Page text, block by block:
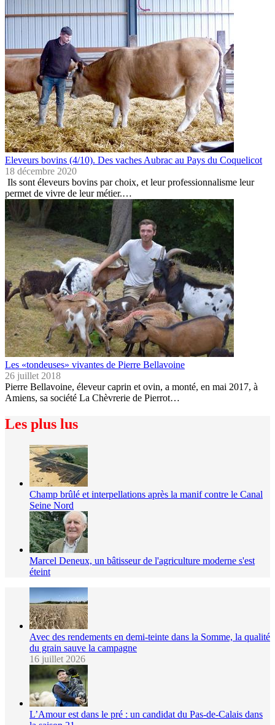
Eleveurs bovins (4/10). Des vaches Aubrac au Pays du Coquelicot
18 décembre 2020
Ils sont éleveurs bovins par choix, et leur professionnalisme leur
permet de vivre de leur métier.…
Les «tondeuses» vivantes de Pierre Bellavoine
26 juillet 2018
Pierre Bellavoine, éleveur caprin et ovin, a monté, en mai 2017, à
Amiens, sa société La Chèvrerie de Pierrot…
Les plus lus
Champ brûlé et interpellations après la manif contre le Canal
Seine Nord
Marcel Deneux, un bâtisseur de l'agriculture moderne s'est
éteint
Avec des rendements en demi-teinte dans la Somme, la qualité
du grain sauve la campagne
16 juillet 2026
L’Amour est dans le pré : un candidat du Pas-de-Calais dans